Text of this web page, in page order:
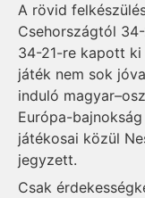
A rövid
Csehországtól
34-21-re kapott
játék nem sok
induló
Európa-
játékosai közül
jegyzett.
Csak